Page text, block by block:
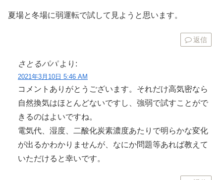
夏場と冬場に弱運転で試して見ようと思います。
返信
さとるパパ より:
2021年3月10日 5:46 AM
コメントありがとうございます。それだけ高気密なら
自然換気はほとんどないですし、強弱で試すことがで
きるのはよいですね。
電気代、湿度、二酸化炭素濃度あたりで明らかな変化
が出るかわかりませんが、なにか問題等あれば教えて
いただけると幸いです。